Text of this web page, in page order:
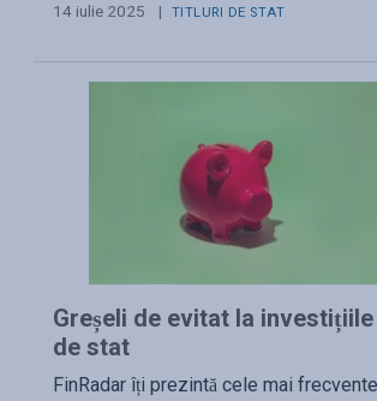
14 iulie 2025 | TITLURI DE STAT
Greșeli de evitat la
de stat
FinRadar îți prezintă cele mai